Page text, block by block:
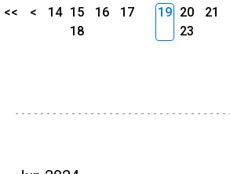
<< < 14 15 16
17
18
19 20 21
23